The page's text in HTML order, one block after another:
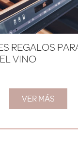
REGALOS
VINO
VER MÁS